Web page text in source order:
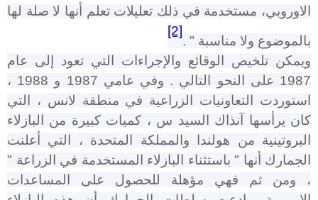
الاوروبي، مستخدمة في ذلك تعليلات تعلم أنها لا صلة لها
بالموضوع ولا مناسبة " .
[2]
ويمكن تلخيص الوقائع والإجراءات التي تعود إلى عام
1987 على النحو التالي . وفي عامي 1987 و 1988 ،
استوردت التعاونيات الزراعية في منطقة لانس ، التي
كان يرأسها آنذاك السيد س ، كميات كبيرة من البازلاء
البروتينية من هولندا والمملكة المتحدة ، التي أعلنت
الجمارك أنها " باستثناء البازلاء المستخدمة في الزراعة "
، ومن ثم فهي مؤهلة للحصول على المساعدات